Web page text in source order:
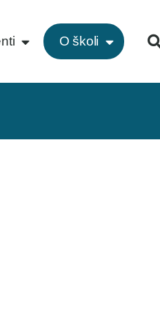
O školi